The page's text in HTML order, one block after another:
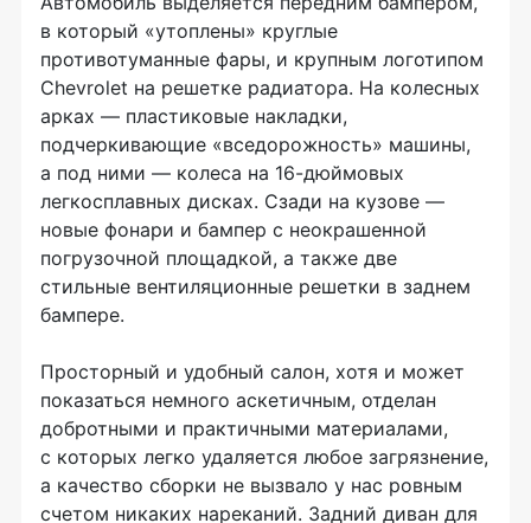
в который «утоплены» круглые
противотуманные фары, и крупным логотипом
Chevrolet на решетке радиатора. На колесных
арках — пластиковые накладки,
подчеркивающие «вседорожность» машины,
а под ними — колеса на 16-дюймовых
легкосплавных дисках. Сзади на кузове —
новые фонари и бампер с неокрашенной
погрузочной площадкой, а также две
стильные вентиляционные решетки в заднем
бампере.
Просторный и удобный салон, хотя и может
показаться немного аскетичным, отделан
добротными и практичными материалами,
с которых легко удаляется любое загрязнение,
а качество сборки не вызвало у нас ровным
счетом никаких нареканий. Задний диван для